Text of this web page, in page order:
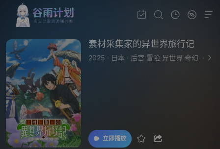
素材采集家的异世界旅行记
2025 · 日本 · 后宫 冒险 异世界 奇幻 ·
立即播放